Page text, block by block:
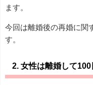
ます。
今回は離婚後の再婚に関
す。
2. 女性は離婚して